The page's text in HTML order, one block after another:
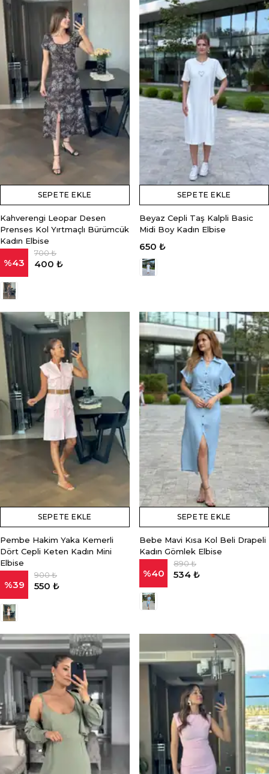
SEPETE EKLE
Kahverengi Leopar Desen
Prenses Kol Yırtmaçlı Bürümcük
Kadın Elbise
%43
700 ₺
400 ₺
SEPETE EKLE
Beyaz Cepli Taş Kalpli Basic
Midi Boy Kadın Elbise
650 ₺
SEPETE EKLE
Pembe Hakim Yaka Kemerli
Dört Cepli Keten Kadın Mini
Elbise
%39
900 ₺
550 ₺
SEPETE EKLE
Bebe Mavi Kısa Kol Beli Drapeli
Kadın Gömlek Elbise
%40
890 ₺
534 ₺